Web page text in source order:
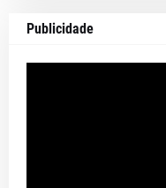
Publicidade